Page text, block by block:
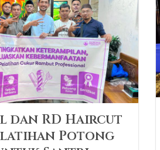
dan RD Haircut
Potong